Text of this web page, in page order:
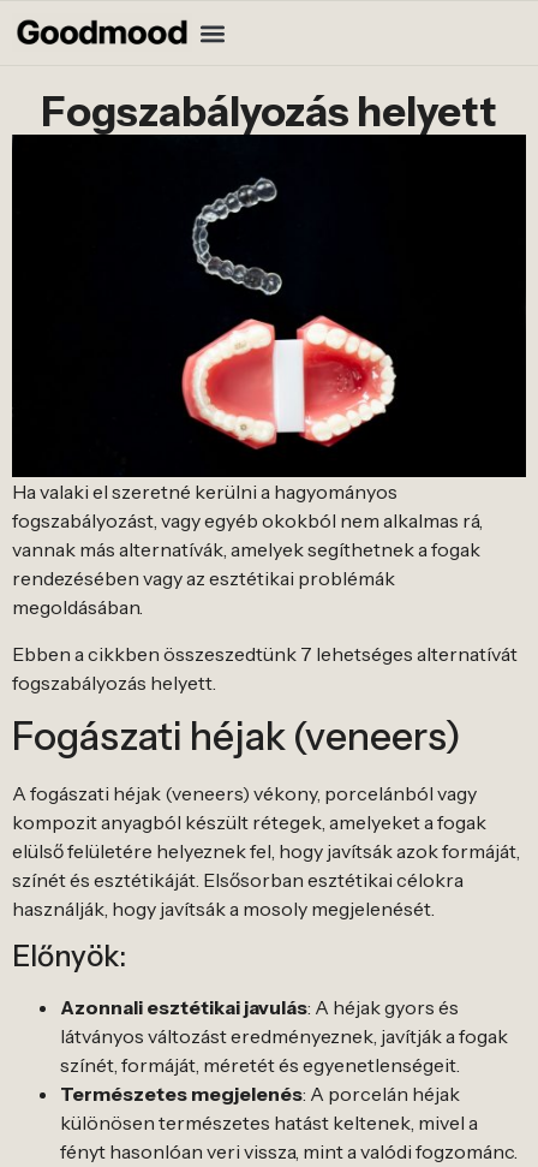
Fogszabályozás helyett
Ha valaki el szeretné kerülni a hagyományos
fogszabályozást, vagy egyéb okokból nem alkalmas rá,
vannak más alternatívák, amelyek segíthetnek a fogak
rendezésében vagy az esztétikai problémák
megoldásában.
Ebben a cikkben összeszedtünk 7 lehetséges alternatívát
fogszabályozás helyett.
Fogászati héjak (veneers)
A fogászati héjak (veneers) vékony, porcelánból vagy
kompozit anyagból készült rétegek, amelyeket a fogak
elülső felületére helyeznek fel, hogy javítsák azok formáját,
színét és esztétikáját. Elsősorban esztétikai célokra
használják, hogy javítsák a mosoly megjelenését.
Előnyök:
Azonnali esztétikai javulás: A héjak gyors és
látványos változást eredményeznek, javítják a fogak
színét, formáját, méretét és egyenetlenségeit.
Természetes megjelenés: A porcelán héjak
különösen természetes hatást keltenek, mivel a
fényt hasonlóan veri vissza, mint a valódi fogzománc.